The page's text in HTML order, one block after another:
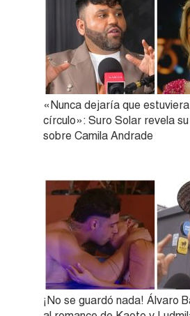
«Nunca dejaría que
círculo»: Suro Solar revela
sobre Camila Andrade
¡No se guardó nada! Álvaro